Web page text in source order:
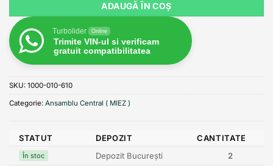
ADAUGĂ ÎN COȘ
Turbolider Online
Trimite VIN-ul si verificam
gratuit compatibilitatea
SKU: 1000-010-610
Categorie: Ansamblu Central ( MIEZ )
STATUT DEPOZIT CANTITATE
În stoc Depozit București 2